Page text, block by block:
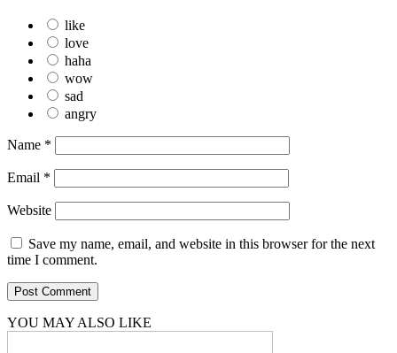
like
love
haha
wow
sad
angry
Name *
Email *
Website
Save my name, email, and website in this browser for the next
time I comment.
YOU MAY ALSO LIKE